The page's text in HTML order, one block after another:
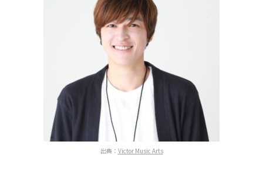
出典： Victor Music Arts